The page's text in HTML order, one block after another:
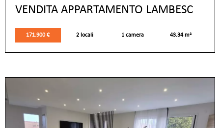
VENDITA APPARTAMENTO LAMBESC
171.900 € 2 locali 1 camera 43.34 m²